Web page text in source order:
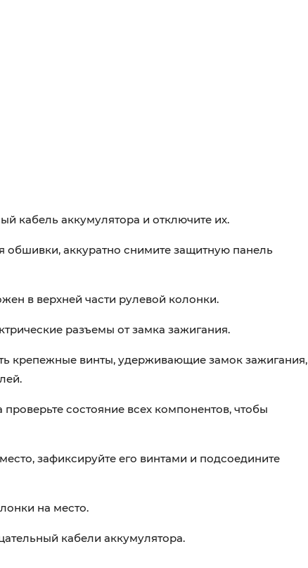
кабель аккумулятора и отключите их.
обшивки, аккуратно снимите защитную панель
в верхней части рулевой колонки.
разъемы от замка зажигания.
крепежные винты, удерживающие замок зажигания,
состояние всех компонентов, чтобы
зафиксируйте его винтами и подсоедините
на место.
кабели аккумулятора.